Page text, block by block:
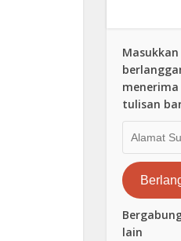
tulisan
Surat
Elektronik
lain